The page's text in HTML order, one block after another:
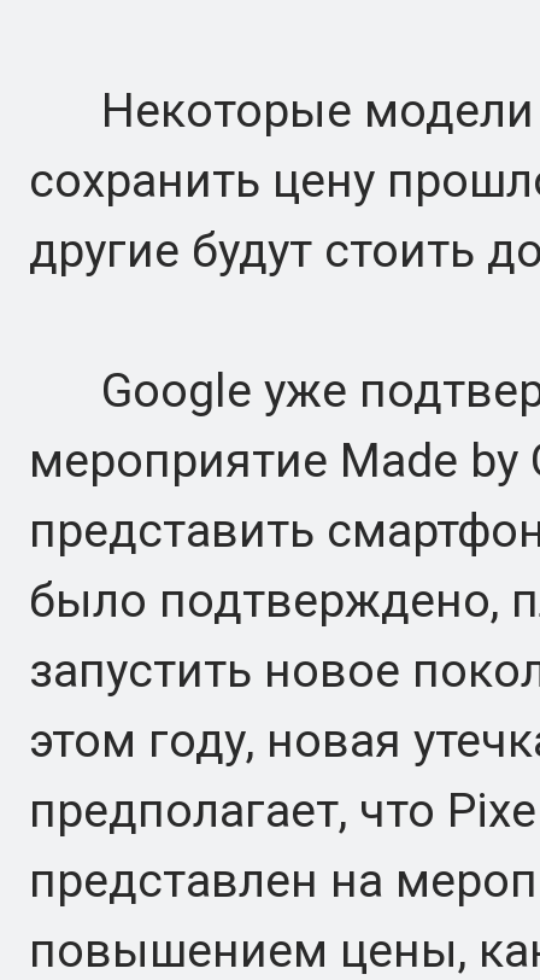
Некоторые модели
сохранить цену
другие будут стоить
Google уже
мероприятие Made by
представить
было подтверждено,
запустить новое
этом году, новая
предполагает, что
представлен на
повышением цены,